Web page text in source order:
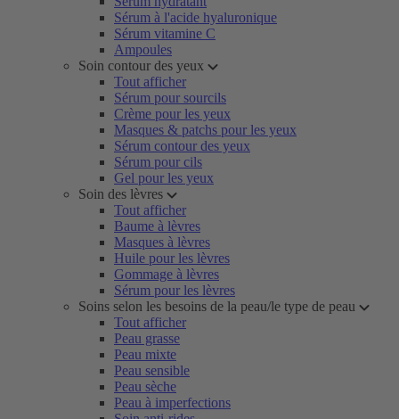
Sérum à l'acide hyaluronique
Sérum vitamine C
Ampoules
Soin contour des yeux
Tout afficher
Sérum pour sourcils
Crème pour les yeux
Masques & patchs pour les yeux
Sérum contour des yeux
Sérum pour cils
Gel pour les yeux
Soin des lèvres
Tout afficher
Baume à lèvres
Masques à lèvres
Huile pour les lèvres
Gommage à lèvres
Sérum pour les lèvres
Soins selon les besoins de la peau/le type de peau
Tout afficher
Peau grasse
Peau mixte
Peau sensible
Peau sèche
Peau à imperfections